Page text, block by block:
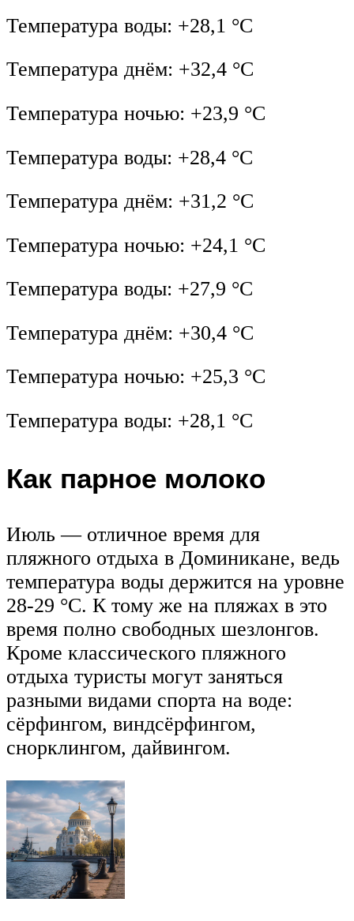
Температура воды: +28,1 °C
Температура днём: +32,4 °C
Температура ночью: +23,9 °C
Температура воды: +28,4 °C
Температура днём: +31,2 °C
Температура ночью: +24,1 °C
Температура воды: +27,9 °C
Температура днём: +30,4 °C
Температура ночью: +25,3 °C
Температура воды: +28,1 °C
Как парное молоко
Июль — отличное время для
пляжного отдыха в Доминикане, ведь
температура воды держится на уровне
28-29 °C. К тому же на пляжах в это
время полно свободных шезлонгов.
Кроме классического пляжного
отдыха туристы могут заняться
разными видами спорта на воде:
сёрфингом, виндсёрфингом,
снорклингом, дайвингом.